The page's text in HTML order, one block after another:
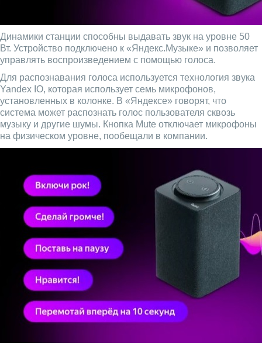
Динамики станции способны выдавать звук на уровне 50
Вт. Устройство подключено к «Яндекс.Музыке» и позволяет
управлять воспроизведением с помощью голоса.
Для распознавания голоса используется технология звука
Yandex IO, которая использует семь микрофонов,
установленных в колонке. В «Яндексе» говорят, что
система может распознать голос пользователя сквозь
музыку и другие шумы. Кнопка Mute отключает микрофоны
на физическом уровне, пообещали в компании.